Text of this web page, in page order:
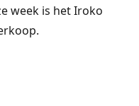
week is het Iroko